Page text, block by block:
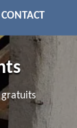
CONTACT
gratuits